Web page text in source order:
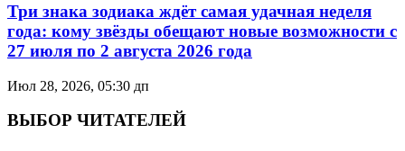
Три знака зодиака ждёт самая удачная неделя
года: кому звёзды обещают новые возможности с
27 июля по 2 августа 2026 года
Июл 28, 2026, 05:30 дп
ВЫБОР ЧИТАТЕЛЕЙ